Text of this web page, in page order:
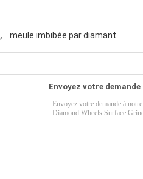
, meule imbibée par diamant
Envoyez votre